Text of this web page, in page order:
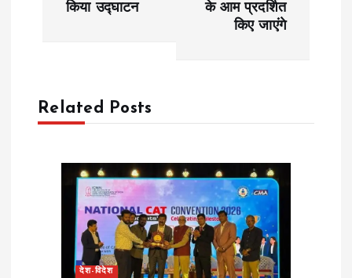
v
किया उद्घाटन
के आम प्रदर्शित
किए जाएंगे
Related Posts
देश-विदेश